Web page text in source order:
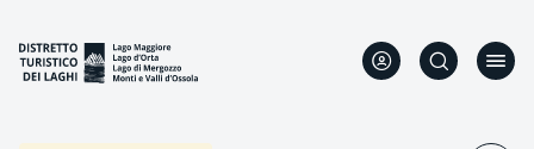
Inhalt